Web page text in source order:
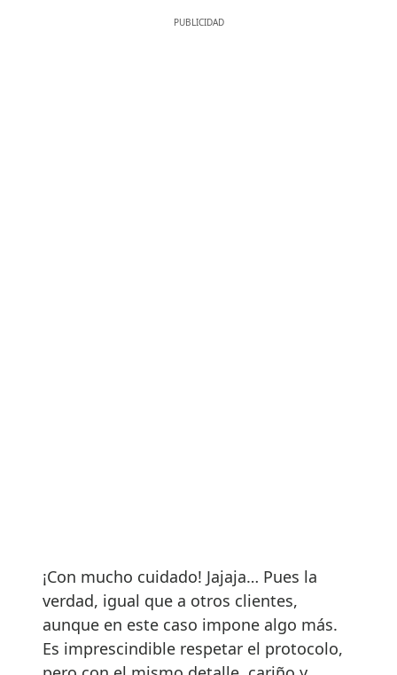
¡Con mucho cuidado! Jajaja… Pues la
verdad, igual que a otros clientes,
aunque en este caso impone algo más.
Es imprescindible respetar el protocolo,